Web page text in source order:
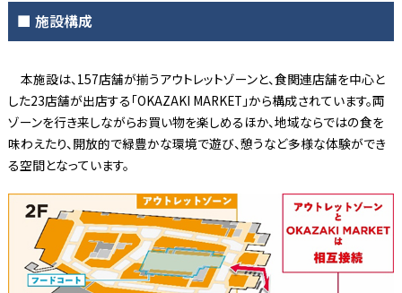
■ 施設構成
本施設は、157店舗が揃うアウトレットゾーンと、食関連店舗を中心と
した23店舗が出店する「OKAZAKI MARKET」から構成されています。両
ゾーンを行き来しながらお買い物を楽しめるほか、地域ならではの食を
味わえたり、開放的で緑豊かな環境で遊び、憩うなど多様な体験ができ
る空間となっています。